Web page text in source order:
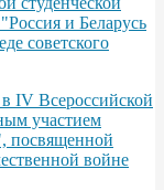
и Беларусь
советского
IV Всероссийской
участием
посвященной
войне